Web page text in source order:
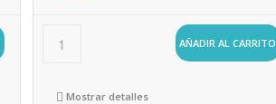
AÑADIR AL CARRITO
Mostrar detalles